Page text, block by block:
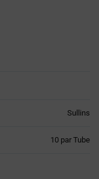
Sullins
10 par Tube